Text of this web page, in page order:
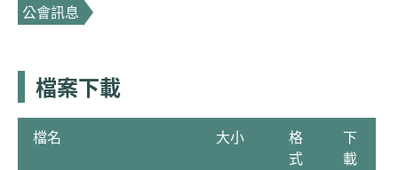
公會訊息
檔案下載
檔名 大小
格
式
下
載